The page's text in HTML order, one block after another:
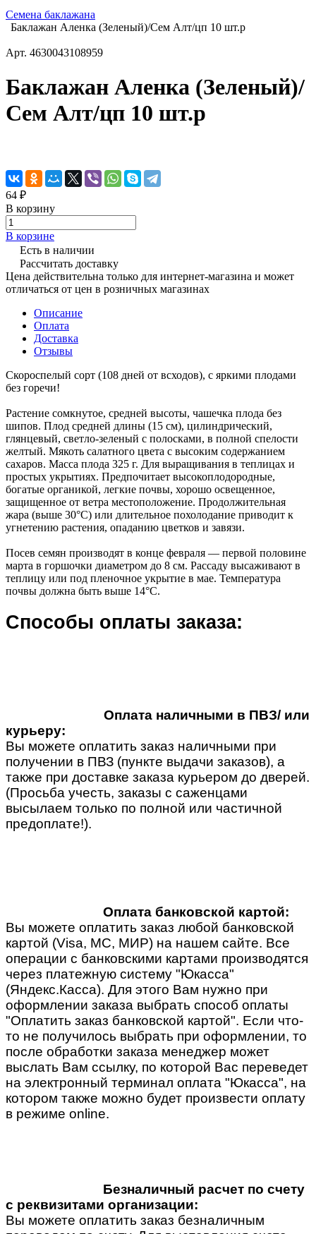
Семена баклажана
Баклажан Аленка (Зеленый)/Сем Алт/цп 10 шт.р
Арт. 4630043108959
Баклажан Аленка (Зеленый)/
Сем Алт/цп 10 шт.р
64 ₽
В корзину
В корзине
Есть в наличии
Рассчитать доставку
Цена действительна только для интернет-магазина и может
отличаться от цен в розничных магазинах
Описание
Оплата
Доставка
Отзывы
Скороспелый сорт (108 дней от всходов), с яркими плодами
без горечи!
Растение сомкнутое, средней высоты, чашечка плода без
шипов. Плод средней длины (15 см), цилиндрический,
глянцевый, светло-зеленый с полосками, в полной спелости
желтый. Мякоть салатного цвета с высоким содержанием
сахаров. Масса плода 325 г. Для выращивания в теплицах и
простых укрытиях. Предпочитает высокоплодородные,
богатые органикой, легкие почвы, хорошо освещенное,
защищенное от ветра местоположение. Продолжительная
жара (выше 30°С) или длительное похолодание приводит к
угнетению растения, опаданию цветков и завязи.
Посев семян производят в конце февраля — первой половине
марта в горшочки диаметром до 8 см. Рассаду высаживают в
теплицу или под пленочное укрытие в мае. Температура
почвы должна быть выше 14°С.
Способы оплаты заказа:
Оплата наличными в ПВЗ/ или
курьеру:
Вы можете оплатить заказ наличными при
получении в ПВЗ (пункте выдачи заказов), а
также при доставке заказа курьером до дверей.
(Просьба учесть, заказы с саженцами
высылаем только по полной или частичной
предоплате!).
Оплата банковской картой:
Вы можете оплатить заказ любой банковской
картой (Visa, MC, МИР) на нашем сайте. Все
операции с банковскими картами производятся
через платежную систему "Юкасса"
(Яндекс.Касса). Для этого Вам нужно при
оформлении заказа выбрать способ оплаты
"Оплатить заказ банковской картой". Если что-
то не получилось выбрать при оформлении, то
после обработки заказа менеджер может
выслать Вам ссылку, по которой Вас переведет
на электронный терминал оплата "Юкасса", на
котором также можно будет произвести оплату
в режиме online.
Безналичный расчет по счету
с реквизитами организации:
Вы можете оплатить заказ безналичным